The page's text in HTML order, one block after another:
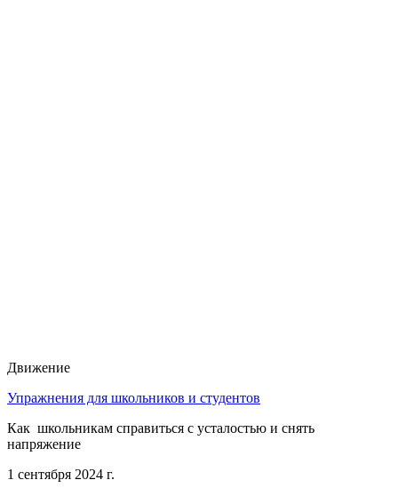
Движение
Упражнения для школьников и студентов
Как школьникам справиться с усталостью и снять
напряжение
1 сентября 2024 г.